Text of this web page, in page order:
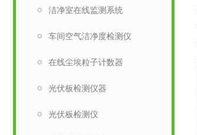
洁净室在线监测系统
车间空气洁净度检测仪
在线尘埃粒子计数器
光伏板检测仪器
光伏板检测仪